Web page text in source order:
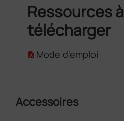
Ressources à
télécharger
Mode d'emploi
Accessoires